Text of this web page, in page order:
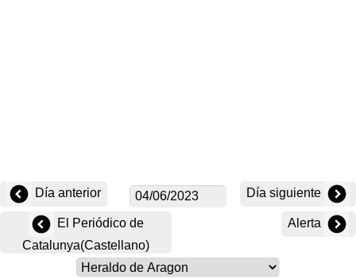
Día anterior Día siguiente
El Periódico de
Catalunya(Castellano)
Alerta